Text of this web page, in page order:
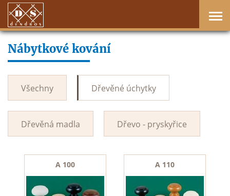
Nábytkové kování
Všechny Dřevěné úchytky
Dřevěná madla Dřevo - pryskyřice
A 100 A 110